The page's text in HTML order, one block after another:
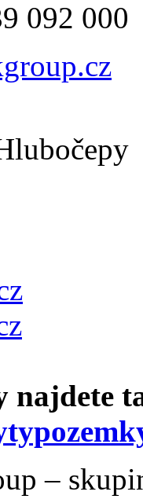
092 000
najdete
–